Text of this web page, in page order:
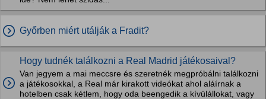
Győrben miért utálják a Fradit?
Hogy tudnék találkozni a Real Madrid játékosaival?
Van jegyem a mai meccsre és szeretnék megpróbálni találkozni
a játékosokkal, a Real már kirakott videókat ahol aláírnak a
hotelben csak kétlem, hogy oda beengedik a kívülállokat, vagy